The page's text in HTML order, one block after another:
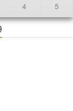
4 5